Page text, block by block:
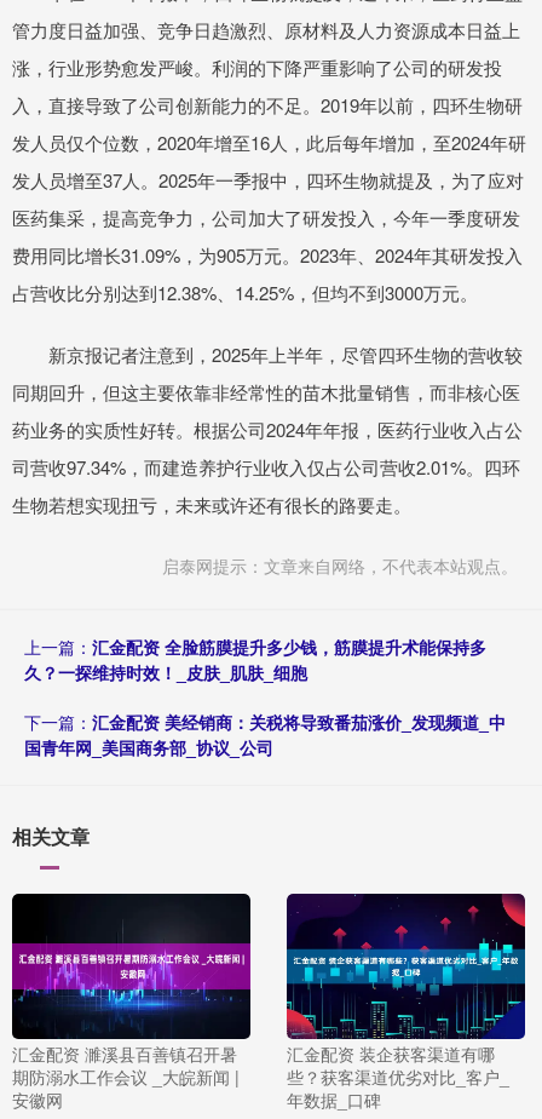
管力度日益加强、竞争日趋激烈、原材料及人力资源成本日益上
涨，行业形势愈发严峻。利润的下降严重影响了公司的研发投
入，直接导致了公司创新能力的不足。2019年以前，四环生物研
发人员仅个位数，2020年增至16人，此后每年增加，至2024年研
发人员增至37人。2025年一季报中，四环生物就提及，为了应对
医药集采，提高竞争力，公司加大了研发投入，今年一季度研发
费用同比增长31.09%，为905万元。2023年、2024年其研发投入
占营收比分别达到12.38%、14.25%，但均不到3000万元。
新京报记者注意到，2025年上半年，尽管四环生物的营收较
同期回升，但这主要依靠非经常性的苗木批量销售，而非核心医
药业务的实质性好转。根据公司2024年年报，医药行业收入占公
司营收97.34%，而建造养护行业收入仅占公司营收2.01%。四环
生物若想实现扭亏，未来或许还有很长的路要走。
启泰网提示：文章来自网络，不代表本站观点。
上一篇： 汇金配资 全脸筋膜提升多少钱，筋膜提升术能保持多
久？一探维持时效！_皮肤_肌肤_细胞
下一篇： 汇金配资 美经销商：关税将导致番茄涨价_发现频道_中
国青年网_美国商务部_协议_公司
相关文章
汇金配资 濉溪县百善镇召开暑
期防溺水工作会议 _大皖新闻 |
安徽网
汇金配资 装企获客渠道有哪
些？获客渠道优劣对比_客户_
年数据_口碑